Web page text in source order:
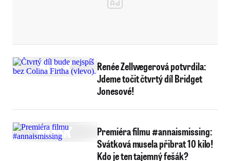
Renée Zellwegerová potvrdila:
Jdeme točit čtvrtý díl Bridget
Jonesové!
Premiéra filmu #annaismissing:
Svátková musela přibrat 10 kilo!
Kdo je ten tajemný fešák?